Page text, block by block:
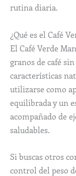
rutina diaria.
¿Qué es el Café
El Café Verde
granos de café
características
utilizarse como
equilibrada y un
acompañado de
saludables.
Si buscas otros
control del peso